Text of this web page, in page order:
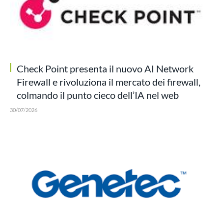
Check Point presenta il nuovo AI Network
Firewall e rivoluziona il mercato dei firewall,
colmando il punto cieco dell’IA nel web
30/07/2026